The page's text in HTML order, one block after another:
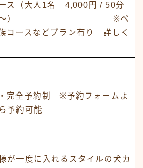
ス（大人1名 4,000円 / 50分
限定）～） ※ペ
コースなどプラン有り 詳しく
完全予約制 ※予約フォームよ
予約可能
が一度に入れるスタイルの犬カ